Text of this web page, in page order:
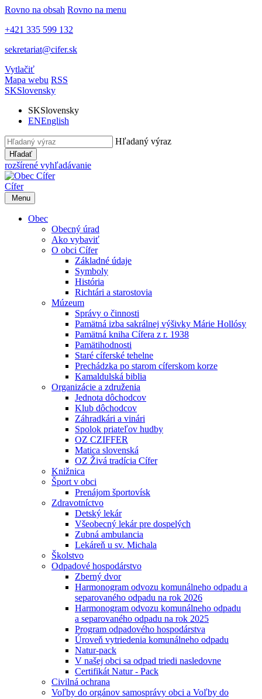
Rovno na obsah Rovno na menu
+421 335 599 132
sekretariat@cifer.sk
Vytlačiť
Mapa webu RSS
SKSlovensky
SKSlovensky
ENEnglish
Hľadaný výraz
Hľadať
rozšírené vyhľadávanie
Cífer
Menu
Obec
Obecný úrad
Ako vybaviť
O obci Cífer
Základné údaje
Symboly
História
Richtári a starostovia
Múzeum
Správy o činnosti
Pamätná izba sakrálnej výšivky Márie Hollósy
Pamätná kniha Cífera z r. 1938
Pamätihodnosti
Staré cíferské tehelne
Prechádzka po starom cíferskom korze
Kamaldulská biblia
Organizácie a združenia
Jednota dôchodcov
Klub dôchodcov
Záhradkári a vinári
Spolok priateľov hudby
OZ CZIFFER
Matica slovenská
OZ Živá tradícia Cífer
Knižnica
Šport v obci
Prenájom športovísk
Zdravotníctvo
Detský lekár
Všeobecný lekár pre dospelých
Zubná ambulancia
Lekáreň u sv. Michala
Školstvo
Odpadové hospodárstvo
Zberný dvor
Harmonogram odvozu komunálneho odpadu a
separovaného odpadu na rok 2026
Harmonogram odvozu komunálneho odpadu
a separovaného odpadu na rok 2025
Program odpadového hospodárstva
Úroveň vytriedenia komunálneho odpadu
Natur-pack
V našej obci sa odpad triedi nasledovne
Certifikát Natur - Pack
Civilná ochrana
Voľby do orgánov samosprávy obci a Voľby do